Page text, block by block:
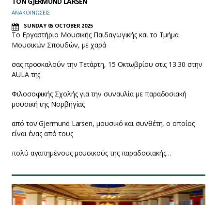
ΑΝΑΚΟΙΝΩΣΕΙΣ
SUNDAY 05 OCTOBER 2025
Το Εργαστήριο Μουσικής Παιδαγωγικής και το Τμήμα
Μουσικών Σπουδών, με χαρά
σας προσκαλούν την Τετάρτη, 15 Οκτωβρίου στις 13.30 στην
AULA της
Φιλοσοφικής Σχολής για την συναυλία με παραδοσιακή
μουσική της Νορβηγίας
από τον Gjermund Larsen, μουσικό και συνθέτη, ο οποίος
είναι ένας από τους
πολύ αγαπημένους μουσικούς της παραδοσιακής…